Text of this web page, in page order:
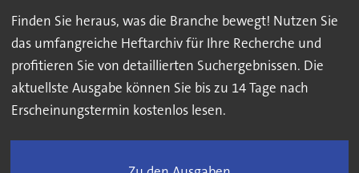
Finden Sie heraus, was die Branche bewegt! Nutzen Sie
das umfangreiche Heftarchiv für Ihre Recherche und
profitieren Sie von detaillierten Suchergebnissen. Die
aktuellste Ausgabe können Sie bis zu 14 Tage nach
Erscheinungstermin kostenlos lesen.